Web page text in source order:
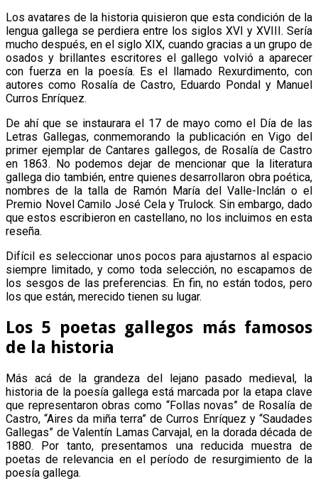
Los avatares de la historia quisieron que esta condición de la
lengua gallega se perdiera entre los siglos XVI y XVIII. Sería
mucho después, en el siglo XIX, cuando gracias a un grupo de
osados y brillantes escritores el gallego volvió a aparecer
con fuerza en la poesía. Es el llamado Rexurdimento, con
autores como Rosalía de Castro, Eduardo Pondal y Manuel
Curros Enríquez.
De ahí que se instaurara el 17 de mayo como el Día de las
Letras Gallegas, conmemorando la publicación en Vigo del
primer ejemplar de Cantares gallegos, de Rosalía de Castro
en 1863. No podemos dejar de mencionar que la literatura
gallega dio también, entre quienes desarrollaron obra poética,
nombres de la talla de Ramón María del Valle-Inclán o el
Premio Novel Camilo José Cela y Trulock. Sin embargo, dado
que estos escribieron en castellano, no los incluimos en esta
reseña.
Difícil es seleccionar unos pocos para ajustarnos al espacio
siempre limitado, y como toda selección, no escapamos de
los sesgos de las preferencias. En fin, no están todos, pero
los que están, merecido tienen su lugar.
Los 5 poetas gallegos más famosos
de la historia
Más acá de la grandeza del lejano pasado medieval, la
historia de la poesía gallega está marcada por la etapa clave
que representaron obras como “Follas novas” de Rosalía de
Castro, “Aires da miña terra” de Curros Enríquez y “Saudades
Gallegas” de Valentín Lamas Carvajal, en la dorada década de
1880. Por tanto, presentamos una reducida muestra de
poetas de relevancia en el período de resurgimiento de la
poesía gallega.